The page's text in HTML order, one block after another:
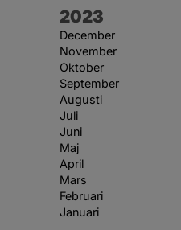
År:
2023
December
November
Oktober
September
Augusti
Juli
Juni
Maj
April
Mars
Februari
Januari